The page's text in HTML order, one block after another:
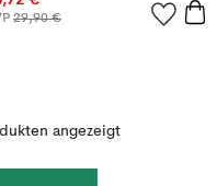
29,90 €
angezeigt